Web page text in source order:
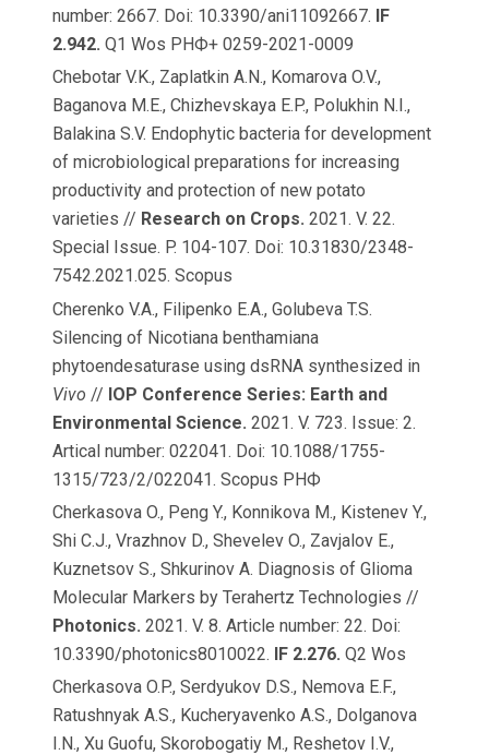
number: 2667. Doi: 10.3390/ani11092667.
IF
2.942. Q1 Wos РНФ+ 0259-2021-0009
Chebotar V.K., Zaplatkin A.N., Komarova O.V.,
Baganova M.E., Chizhevskaya E.P., Polukhin N.I.,
Balakina S.V. Endophytic bacteria for development
of microbiological preparations for increasing
productivity and protection of new potato
varieties // Research on Crops. 2021. V. 22.
Special Issue. P. 104-107. Doi: 10.31830/2348-
7542.2021.025. Scopus
Cherenko V.A., Filipenko E.A., Golubeva T.S.
Silencing of Nicotiana benthamiana
phytoendesaturase using dsRNA synthesized in
Vivo // IOP Conference Series: Earth and
Environmental Science. 2021. V. 723. Issue: 2.
Artical number: 022041. Doi: 10.1088/1755-
1315/723/2/022041. Scopus РНФ
Cherkasova O., Peng Y., Konnikova M., Kistenev Y.,
Shi C.J., Vrazhnov D., Shevelev O., Zavjalov E.,
Kuznetsov S., Shkurinov A. Diagnosis of Glioma
Molecular Markers by Terahertz Technologies //
Photonics. 2021. V. 8. Article number: 22. Doi:
10.3390/photonics8010022. IF 2.276. Q2 Wos
Cherkasova O.P., Serdyukov D.S., Nemova E.F.,
Ratushnyak A.S., Kucheryavenko A.S., Dolganova
I.N., Xu Guofu, Skorobogatiy M., Reshetov I.V.,